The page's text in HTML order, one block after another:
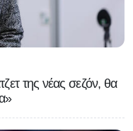
της νέας σεζόν, θα